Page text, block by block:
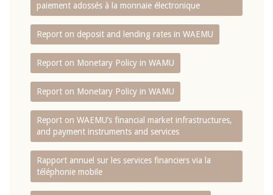
paiement adossés à la monnaie électronique
Report on deposit and lending rates in WAEMU
Report on Monetary Policy in WAMU
Report on Monetary Policy in WAMU
Report on WAEMU’s financial market infrastructures,
and payment instruments and services
Rapport annuel sur les services financiers via la
téléphonie mobile